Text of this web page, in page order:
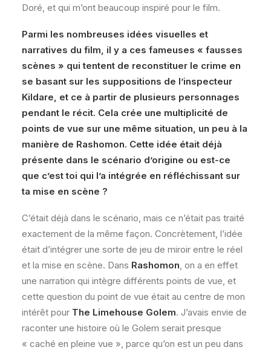
Doré, et qui m’ont beaucoup inspiré pour le film.
Parmi les nombreuses idées visuelles et
narratives du film, il y a ces fameuses « fausses
scènes » qui tentent de reconstituer le crime en
se basant sur les suppositions de l’inspecteur
Kildare, et ce à partir de plusieurs personnages
pendant le récit. Cela crée une multiplicité de
points de vue sur une même situation, un peu à la
manière de Rashomon. Cette idée était déjà
présente dans le scénario d’origine ou est-ce
que c’est toi qui l’a intégrée en réfléchissant sur
ta mise en scène ?
C’était déjà dans le scénario, mais ce n’était pas traité
exactement de la même façon. Concrètement, l’idée
était d’intégrer une sorte de jeu de miroir entre le réel
et la mise en scène. Dans Rashomon, on a en effet
une narration qui intègre différents points de vue, et
cette question du point de vue était au centre de mon
intérêt pour The Limehouse Golem. J’avais envie de
raconter une histoire où le Golem serait presque
« caché en pleine vue », parce qu’on est un peu dans